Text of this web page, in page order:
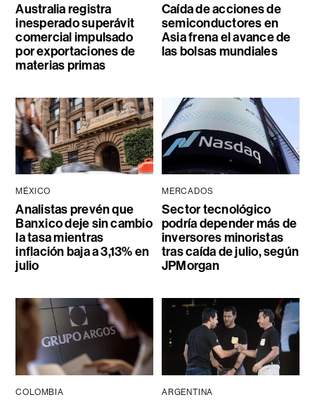
Australia registra
inesperado superávit
comercial impulsado
por exportaciones de
materias primas
Caída de acciones de
semiconductores en
Asia frena el avance de
las bolsas mundiales
MÉXICO
Analistas prevén que
Banxico deje sin cambio
la tasa mientras
inflación baja a 3,13% en
julio
MERCADOS
Sector tecnológico
podría depender más de
inversores minoristas
tras caída de julio, según
JPMorgan
COLOMBIA ARGENTINA